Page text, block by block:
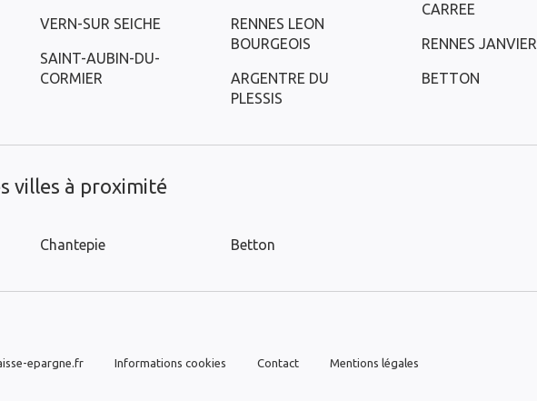
VERN-SUR SEICHE
SAINT-AUBIN-DU-
CORMIER
RENNES LEON
BOURGEOIS
ARGENTRE DU
PLESSIS
CARREE
RENNES JANVIER
BETTON
villes à proximité
Chantepie Betton
epargne.fr Informations cookies Contact Mentions légales